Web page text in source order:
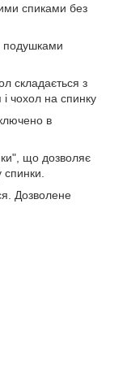
спиками без
подушками
складається з
чохол на спинку
в
що дозволяє
Дозволене